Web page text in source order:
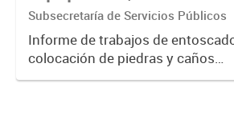
Bacheo, Servicio
Eléctrico - Noviembre
2021
Subsecretaría de Servicios Públicos
Informe de trabajos de
colocación de piedras y caños
(zanjeo - cruce de calles) Informe